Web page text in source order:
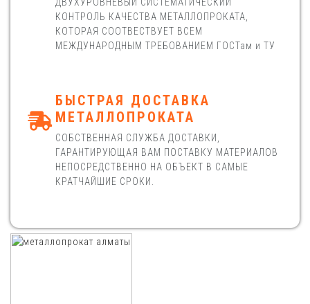
КОНТРОЛЬ КАЧЕСТВА МЕТАЛЛОПРОКАТА,
КОТОРАЯ СООТВЕСТВУЕТ ВСЕМ
МЕЖДУНАРОДНЫМ ТРЕБОВАНИЕМ ГОСТам и ТУ
БЫСТРАЯ ДОСТАВКА
МЕТАЛЛОПРОКАТА
СОБСТВЕННАЯ СЛУЖБА ДОСТАВКИ,
ГАРАНТИРУЮЩАЯ ВАМ ПОСТАВКУ МАТЕРИАЛОВ
НЕПОСРЕДСТВЕННО НА ОБЪЕКТ В САМЫЕ
КРАТЧАЙШИЕ СРОКИ.